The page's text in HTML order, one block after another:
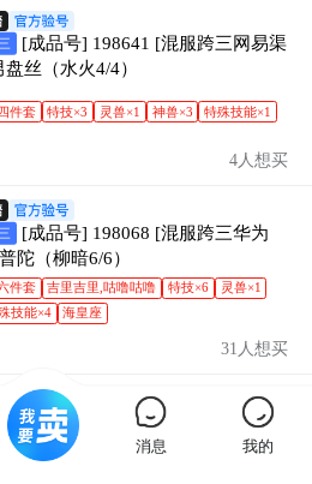
[成品号] 198641 [混服跨三网易渠
丝（水火4/4）
件套 特技×3 灵兽×1 神兽×3 特殊技能×1
4人想买
[成品号] 198068 [混服跨三华为
陀（柳暗6/6）
件套 吉里吉里,咕噜咕噜 特技×6
灵兽×1
技能×4 海皇座
31人想买
[成品号] 198640 [1-6区]69男方寸
）
消息 我的